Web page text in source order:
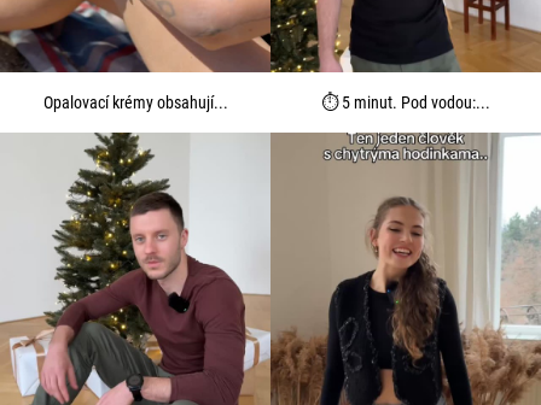
Opalovací krémy obsahují... ⏱️ 5 minut. Pod vodou:...